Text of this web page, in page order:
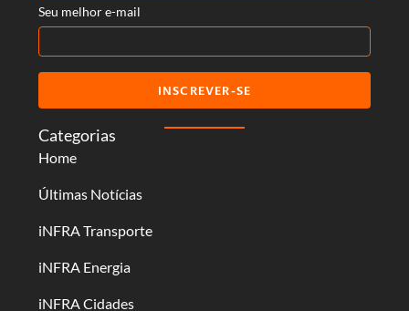
Categorias
Home
Últimas Notícias
iNFRA Transporte
iNFRA Energia
iNFRA Cidades
Seu melhor e-mail
INSCREVER-SE